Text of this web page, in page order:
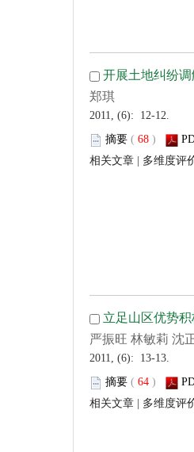
2011, (6): 12-12.
(
)
2011, (6): 13-13.
(
)